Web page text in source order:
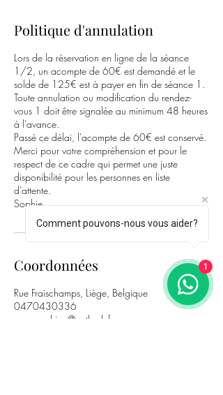
Politique d'annulation
Lors de la réservation en ligne de la séance
1/2, un acompte de 60€ est demandé et le
solde de 125€ est à payer en fin de séance 1.
Toute annulation ou modification du rendez-
vous 1 doit être signalée au minimum 48 heures
à l'avance.
Passé ce délai, l'acompte de 60€ est conservé.
Merci pour votre compréhension et pour le
respect de ce cadre qui permet une juste
disponibilité pour les personnes en liste
d’attente.
Sophie
Coordonnées
Rue Fraischamps, Liège, Belgique
0470430336
ms_coaching@outlook.fr
Comment pouvons-nous vous aider?
1